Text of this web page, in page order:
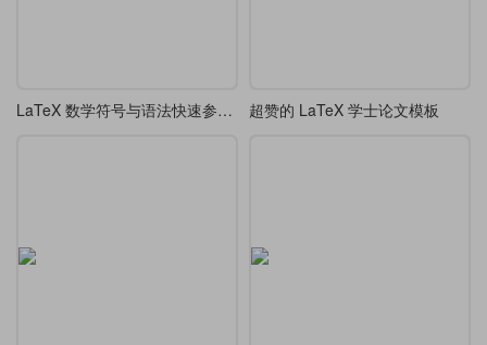
LaTeX 数学符号与语法快速参考教程 超赞的 LaTeX 学士论文模板